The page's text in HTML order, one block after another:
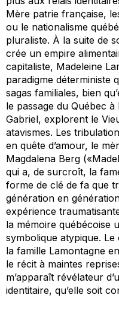
Mère patrie française,
ou le nationalisme
pluraliste. À la suite de
crée un empire
capitaliste, Madeleine
paradigme déterministe
sagas familiales, bien
le passage du Québec
Gabriel, explorent le
atavismes. Les
en quête d’amour, le
Magdalena Berg
qui a, de surcroît, la
forme de clé de fa que
génération en
expérience
la mémoire québécoise
symbolique atypique.
la famille Lamontagne
le récit à maintes
m’apparaît révélateur
identitaire, qu’elle soit